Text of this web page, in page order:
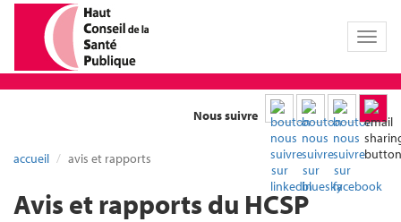
Toggle
Nous suivre
accueil avis et rapports
Avis et rapports du HCSP